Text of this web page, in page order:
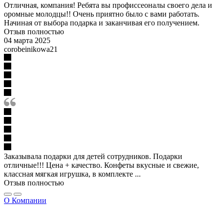
Отличная, компания! Ребята вы профиссеоналы своего дела и
оромные молодцы!! Очень приятно было с вами работать.
Начиная от выбора подарка и заканчивая его получением.
Отзыв полностью
04 марта 2025
corobeinikowa21
Заказывала подарки для детей сотрудников. Подарки
отличные!!! Цена + качество. Конфеты вкусные и свежие,
классная мягкая игрушка, в комплекте ...
Отзыв полностью
О Компании